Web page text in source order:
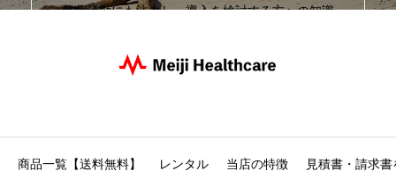
啓蒙活動にも注力し、導入を検討する方への知識
比較・効果的な活用法・サロン導入事例など、現
定器の専門開発・販売を行う日本のパイオニア企業です。創
商品一覧【送料無料】 レンタル 当店の特徴 見積書・請求